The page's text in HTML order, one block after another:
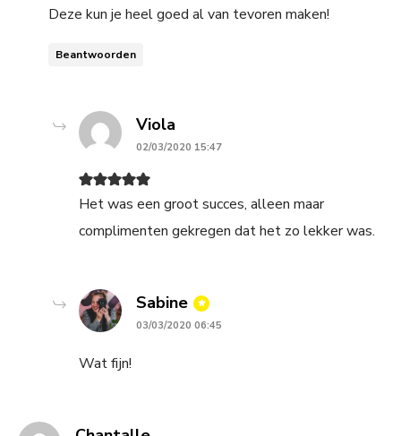
Deze kun je heel goed al van tevoren maken!
Beantwoorden
Viola
02/03/2020 15:47
Het was een groot succes, alleen maar
complimenten gekregen dat het zo lekker was.
Sabine says:
03/03/2020 06:45
Wat fijn!